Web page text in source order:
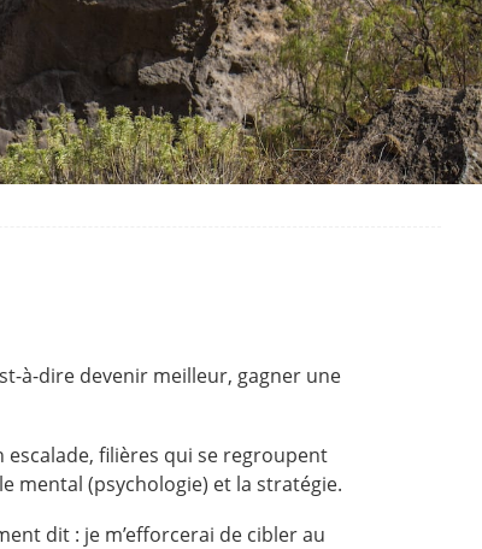
à-dire devenir meilleur, gagner une
filières qui se regroupent
mental (psychologie) et la stratégie.
dit : je m’efforcerai de cibler au